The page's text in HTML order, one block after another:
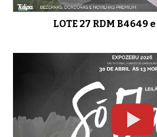
LOTE 27 RDM B4649